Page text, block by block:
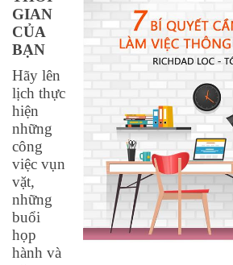
GIAN
CỦA
BẠN
Hãy lên
lịch thực
hiện
những
công
việc vụn
vặt,
những
buổi
họp
hành và